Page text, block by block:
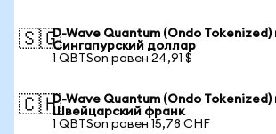
🇸🇬D-Wave Quantum (Ondo Tokenized)
Сингапурский доллар
1 QBTSon равен 24,91 $
🇨🇭D-Wave Quantum (Ondo Tokenized)
Швейцарский франк
1 QBTSon равен 15,78 CHF